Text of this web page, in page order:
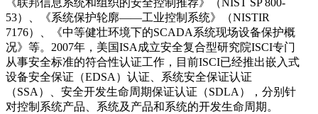
53）、《系统保护轮廓——工业控制系统》（NISTIR
7176）、《中等健壮环境下的SCADA系统现场设备保护概
况》等。2007年，美国ISA成立安全复合型研究院ISCI专门
从事安全标准的符合性认证工作，目前ISCI已经推出嵌入式
设备安全保证（EDSA）认证、系统安全保证认证
（SSA）、安全开发生命周期保证认证（SDLA），分别针
对控制系统产品、系统及产品和系统的开发生命周期。